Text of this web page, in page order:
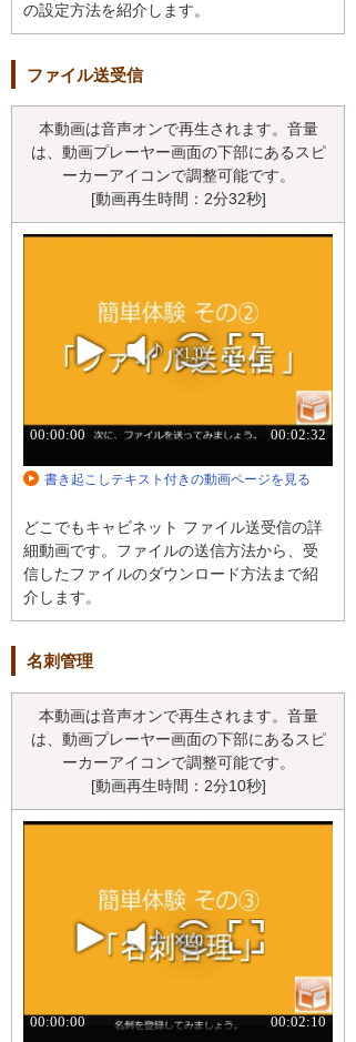
の設定方法を紹介します。
ファイル送受信
本動画は音声オンで再生されます。音量
は、動画プレーヤー画面の下部にあるスピ
ーカーアイコンで調整可能です。
[動画再生時間：2分32秒]
書き起こしテキスト付きの動画ページを見る
どこでもキャビネット ファイル送受信の詳
細動画です。ファイルの送信方法から、受
信したファイルのダウンロード方法まで紹
介します。
名刺管理
本動画は音声オンで再生されます。音量
は、動画プレーヤー画面の下部にあるスピ
ーカーアイコンで調整可能です。
[動画再生時間：2分10秒]